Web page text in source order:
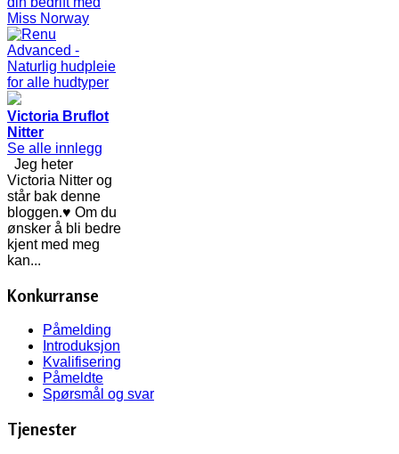
Victoria Bruflot
Nitter
Se alle innlegg
Jeg heter
Victoria Nitter og
står bak denne
bloggen.♥ Om du
ønsker å bli bedre
kjent med meg
kan...
Konkurranse
Påmelding
Introduksjon
Kvalifisering
Påmeldte
Spørsmål og svar
Tjenester